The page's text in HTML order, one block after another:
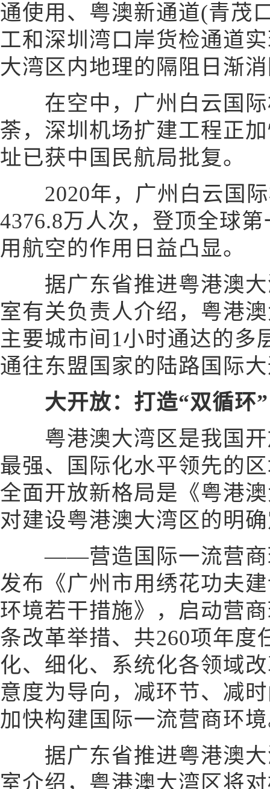
通使用、粤澳新通道(青茂
工和深圳湾口岸货检通道
大湾区内地理的隔阻日渐
在空中，广州白云国际
荼，深圳机场扩建工程正
址已获中国民航局批复。
2020年，广州白云国际
4376.8万人次，登顶全球
用航空的作用日益凸显。
据广东省推进粤港澳大
室有关负责人介绍，粤港
主要城市间1小时通达的多
通往东盟国家的陆路国际
大开放：打造“双循环
粤港澳大湾区是我国开
最强、国际化水平领先的
全面开放新格局是《粤港
对建设粤港澳大湾区的明
——营造国际一流营商
发布《广州市用绣花功夫
环境若干措施》，启动营
条改革举措、共260项年度
化、细化、系统化各领域
意度为导向，减环节、减
加快构建国际一流营商环
据广东省推进粤港澳大
室介绍，粤港澳大湾区将